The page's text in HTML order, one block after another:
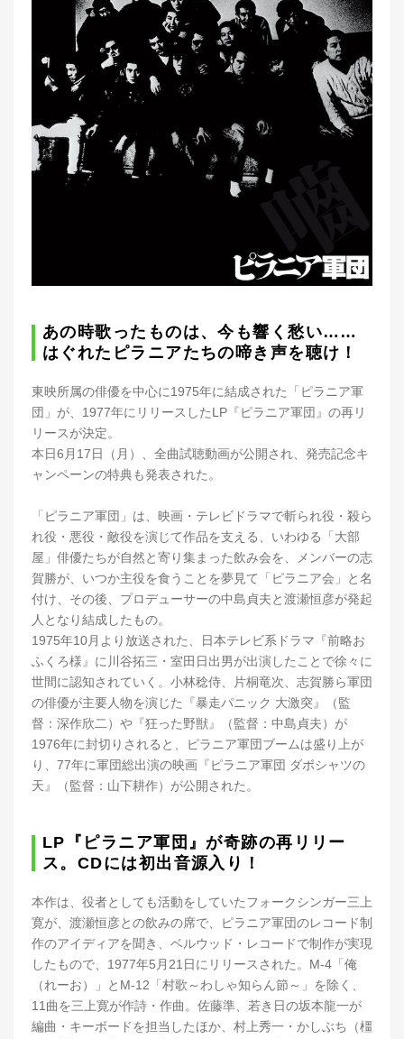
あの時歌ったものは、今も響く愁い……
はぐれたピラニアたちの啼き声を聴け！
東映所属の俳優を中心に1975年に結成された「ピラニア軍
団」が、1977年にリリースしたLP『ピラニア軍団』の再リ
リースが決定。
本日6月17日（月）、全曲試聴動画が公開され、発売記念キ
ャンペーンの特典も発表された。
「ピラニア軍団」は、映画・テレビドラマで斬られ役・殺ら
れ役・悪役・敵役を演じて作品を支える、いわゆる「大部
屋」俳優たちが自然と寄り集まった飲み会を、メンバーの志
賀勝が、いつか主役を食うことを夢見て「ピラニア会」と名
付け、その後、プロデューサーの中島貞夫と渡瀬恒彦が発起
人となり結成したもの。
1975年10月より放送された、日本テレビ系ドラマ『前略お
ふくろ様』に川谷拓三・室田日出男が出演したことで徐々に
世間に認知されていく。小林稔侍、片桐竜次、志賀勝ら軍団
の俳優が主要人物を演じた『暴走パニック 大激突』（監
督：深作欣二）や『狂った野獣』（監督：中島貞夫）が
1976年に封切りされると、ピラニア軍団ブームは盛り上が
り、77年に軍団総出演の映画『ピラニア軍団 ダボシャツの
天』（監督：山下耕作）が公開された。
LP『ピラニア軍団』が奇跡の再リリー
ス。CDには初出音源入り！
本作は、役者としても活動をしていたフォークシンガー三上
寛が、渡瀬恒彦との飲みの席で、ピラニア軍団のレコード制
作のアイディアを聞き、ベルウッド・レコードで制作が実現
したもので、1977年5月21日にリリースされた。M-4「俺
（れーお）」とM-12「村歌～わしゃ知らん節～」を除く、
11曲を三上寛が作詩・作曲。佐藤準、若き日の坂本龍一が
編曲・キーボードを担当したほか、村上秀一・かしぶち（橿